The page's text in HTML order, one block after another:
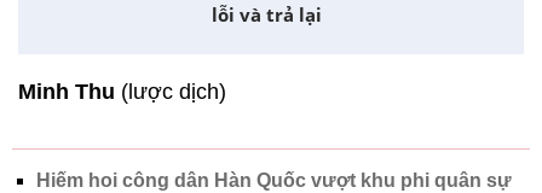
lỗi và trả lại
Minh Thu (lược dịch)
Hiếm hoi công dân Hàn Quốc vượt khu phi quân sự